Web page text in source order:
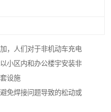
，人们对于非机动车充电
小区内和办公楼宇安装非
设施
免焊接问题导致的松动或